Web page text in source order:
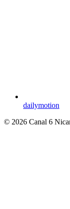
dailymotion
© 2026 Canal 6